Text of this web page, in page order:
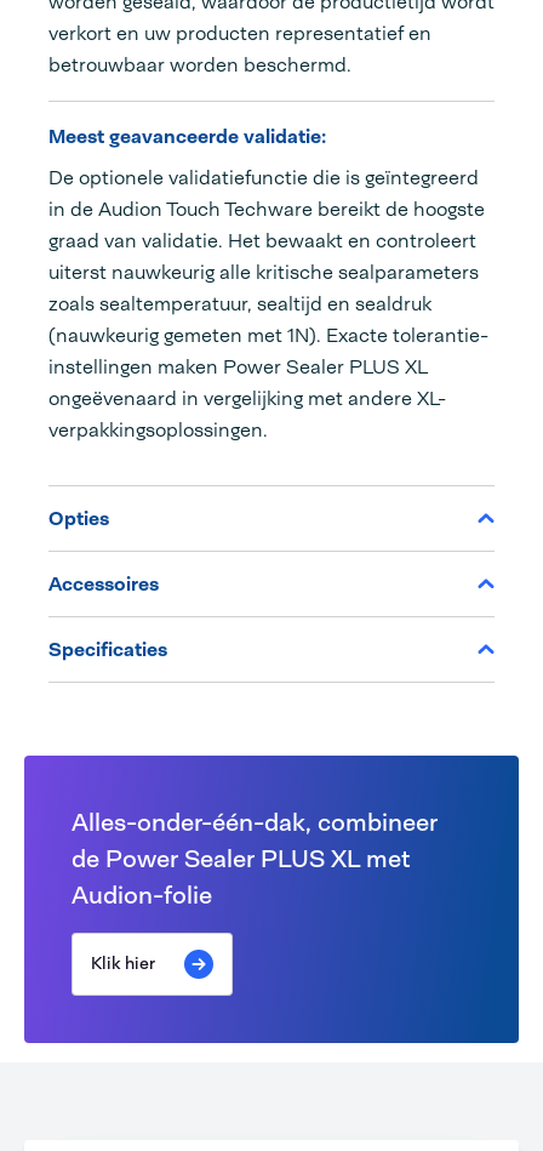
verkort en uw producten representatief en
betrouwbaar worden beschermd.
Meest geavanceerde validatie:
De optionele validatiefunctie die is geïntegreerd
in de Audion Touch Techware bereikt de hoogste
graad van validatie. Het bewaakt en controleert
uiterst nauwkeurig alle kritische sealparameters
zoals sealtemperatuur, sealtijd en sealdruk
(nauwkeurig gemeten met 1N). Exacte tolerantie-
instellingen maken Power Sealer PLUS XL
ongeëvenaard in vergelijking met andere XL-
verpakkingsoplossingen.
Opties
Accessoires
Specificaties
Alles-onder-één-dak, combineer
de Power Sealer PLUS XL met
Audion-folie
Klik hier